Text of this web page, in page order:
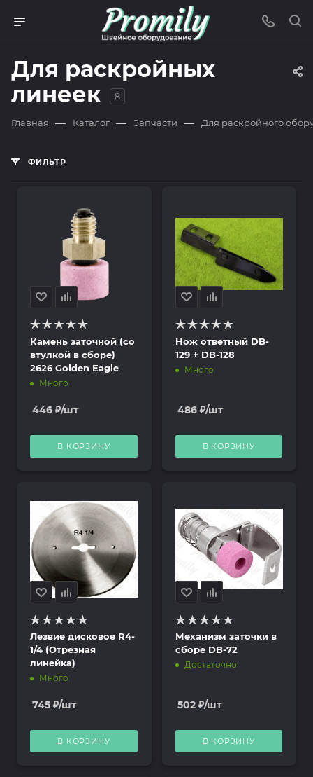
Для раскройных
линеек
8
Главная — Каталог — Запчасти — Для раскройного
ФИЛЬТР
Камень заточной (со
втулкой в сборе)
2626 Golden Eagle
Много
446 ₽/шт
В КОРЗИНУ
Нож ответный DB-
129 + DB-128
Много
486₽/шт
В КОРЗИНУ
Лезвие дисковое R4-
1/4 (Отрезная
линейка)
Много
745 ₽/шт
В КОРЗИНУ
Механизм заточки в
сборе DB-72
Достаточно
502₽/шт
В КОРЗИНУ